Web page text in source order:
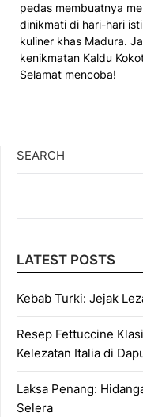
pedas membuatnya
dinikmati di hari-hari
kuliner khas Madura.
kenikmatan Kaldu
Selamat mencoba!
SEARCH
LATEST POSTS
Kebab Turki: Jejak
Resep Fettuccine
Kelezatan Italia di
Laksa Penang:
Selera